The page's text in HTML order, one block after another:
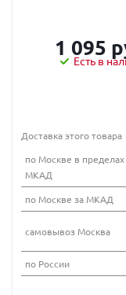
1 095
Есть в
Доставка этого товара
по Москве в пределах
МКАД
по Москве за МКАД
самовывоз Москва
по России